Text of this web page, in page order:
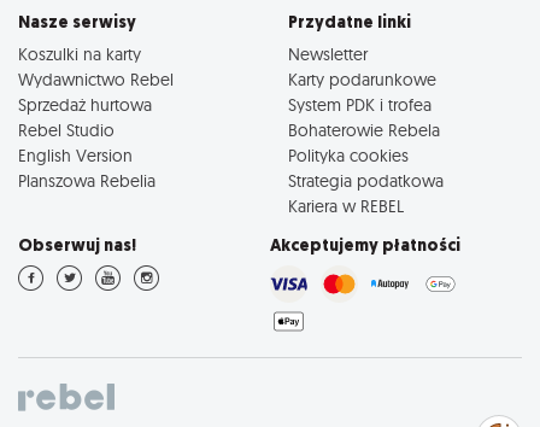
Nasze serwisy
Koszulki na karty
Wydawnictwo Rebel
Sprzedaż hurtowa
Rebel Studio
English Version
Planszowa Rebelia
Przydatne linki
Newsletter
Karty podarunkowe
System PDK i trofea
Bohaterowie Rebela
Polityka cookies
Strategia podatkowa
Kariera w REBEL
Obserwuj nas! Akceptujemy płatności